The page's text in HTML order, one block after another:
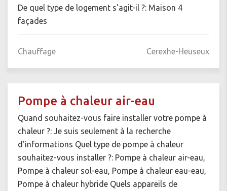
De quel type de logement s'agit-il ?: Maison 4
façades
Chauffage Cerexhe-Heuseux
Pompe à chaleur air-eau
Quand souhaitez-vous faire installer votre pompe à
chaleur ?: Je suis seulement à la recherche
d'informations Quel type de pompe à chaleur
souhaitez-vous installer ?: Pompe à chaleur air-eau,
Pompe à chaleur sol-eau, Pompe à chaleur eau-eau,
Pompe à chaleur hybride Quels appareils de